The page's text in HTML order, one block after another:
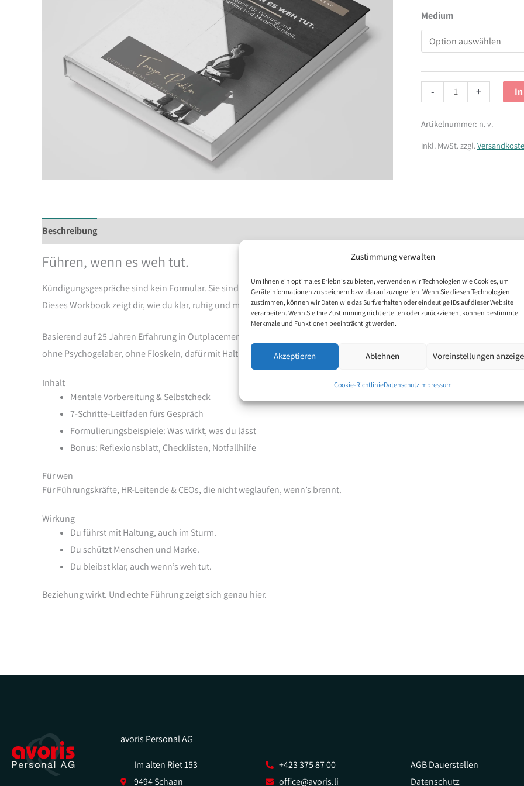
Zustimmung verwalten
Um Ihnen ein optimales Erlebnis zu bieten, verwenden wir Technologien wie Cookies, um
Geräteinformationen zu speichern bzw. darauf zuzugreifen. Wenn Sie diesen Technologien
zustimmen, können wir Daten wie das Surfverhalten oder eindeutige IDs auf dieser Website
verarbeiten. Wenn Sie Ihre Zustimmung nicht erteilen oder zurückziehen, können bestimmte
Merkmale und Funktionen beeinträchtigt werden.
Akzeptieren Ablehnen Voreinstellungen
Cookie-RichtlinieDatenschutzImpressum
Medium
- +
Artikelnummer: n. v.
inkl. MwSt.zzgl.
Beschreibung
Führen, wenn es weh tut.
Kündigungsgespräche sind kein Formular. Sie sind Feuerproben für Führung.
Dieses Workbook zeigt dir, wie du klar, ruhig und menschlich bleibst, wenn es darauf ankommt.
Basierend auf 25 Jahren Erfahrung in Outplacement & Trennungskultur –
ohne Psychogelaber, ohne Floskeln, dafür mit Haltung.
Inhalt
Mentale Vorbereitung & Selbstcheck
7-Schritte-Leitfaden fürs Gespräch
Formulierungsbeispiele: Was wirkt, was du lässt
Bonus: Reflexionsblatt, Checklisten, Notfallhilfe
Für wen
Für Führungskräfte, HR-Leitende & CEOs, die nicht weglaufen, wenn’s brennt.
Wirkung
Du führst mit Haltung, auch im Sturm.
Du schützt Menschen und Marke.
Du bleibst klar, auch wenn’s weh tut.
Beziehung wirkt. Und echte Führung zeigt sich genau hier.
avoris Personal AG
Im alten Riet 153
9494 Schaan
+423 375 87 00
office@avoris.li
AGB Dauerstellen
Datenschutz